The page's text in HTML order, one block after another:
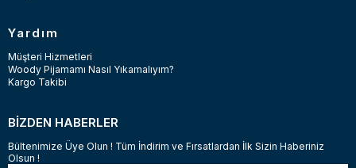
Yardım
Müşteri Hizmetleri
Woody Pijamamı Nasıl Yıkamalıyım?
Kargo Takibi
BİZDEN HABERLER
Bültenimize Üye Olun ! Tüm İndirim ve Fırsatlardan İlk Sizin Haberiniz
Olsun !